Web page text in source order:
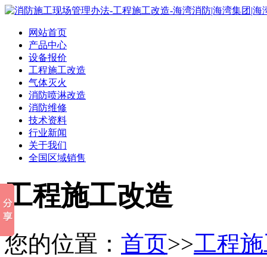
网站首页
产品中心
设备报价
工程施工改造
气体灭火
消防喷淋改造
消防维修
技术资料
行业新闻
关于我们
全国区域销售
工程施工改造
您的位置： 首页>>工程